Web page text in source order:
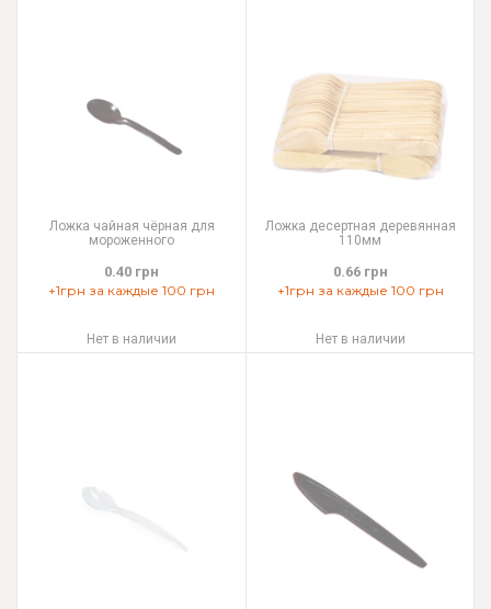
Ложка чайная чёрная для
мороженного
0.40 грн
+1грн за каждые 100 грн
Нет в наличии
Ложка десертная деревянная
110мм
0.66 грн
+1грн за каждые 100 грн
Нет в наличии